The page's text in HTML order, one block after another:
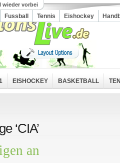
wieder vorbei
Fussball Tennis Eishockey
EISHOCKEY BASKETBALL
‘CIA’
an